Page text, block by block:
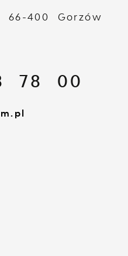
66-400 Gorzów
78 00